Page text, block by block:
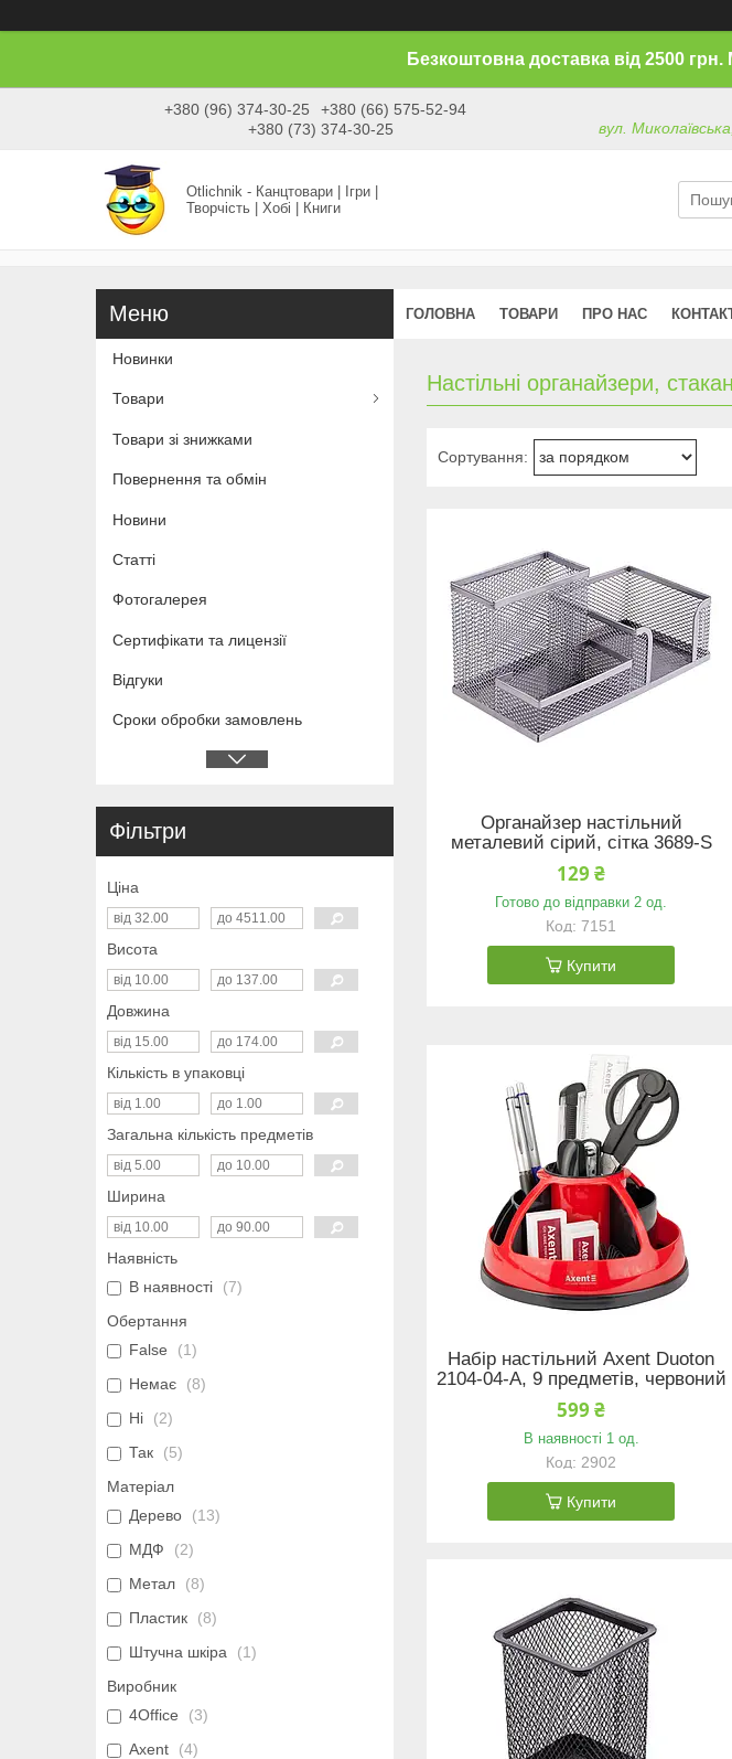
Безкоштовна доставка від 2500
+380 (96) 374-30-25
+380 (66) 575-52-94
+380 (73) 374-30-25
вул.
Otlichnik - Канцтовари | Ігри |
Творчість | Хобі | Книги
ГОЛОВНА ТОВАРИ ПРО НАС
Настільні органайзери,
Органайзер настільний
металевий сірий, сітка 3689-S
129 ₴
Готово до відправки 2 од.
7151
Купити
Набір настільний Axent Duoton
2104-04-A, 9 предметів, червоний
599 ₴
В наявності 1 од.
2902
Купити
Новинки
Товари
Товари зі знижками
Повернення та обмін
Новини
Статті
Фотогалерея
Сертифікати та лицензії
Відгуки
Сроки обробки замовлень
Фільтри
Ціна
Висота
Довжина
Кількість в упаковці
Загальна кількість предметів
Ширина
Наявність
В наявності
7
Обертання
False
1
Немає
8
Ні
2
Так
5
Матеріал
Дерево
13
МДФ
2
Метал
8
Пластик
8
Штучна шкіра
1
Виробник
4Office
3
Axent
4